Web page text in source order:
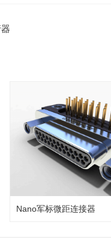
Nano军标微距连接器